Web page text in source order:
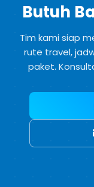
Butuh
Tim kami siap
rute travel,
paket.